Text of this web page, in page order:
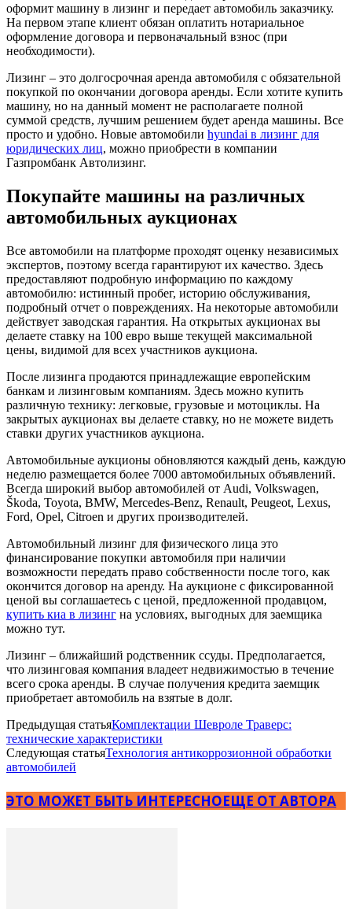
оформит машину в лизинг и передает автомобиль заказчику.
На первом этапе клиент обязан оплатить нотариальное
оформление договора и первоначальный взнос (при
необходимости).
Лизинг – это долгосрочная аренда автомобиля с обязательной
покупкой по окончании договора аренды. Если хотите купить
машину, но на данный момент не располагаете полной
суммой средств, лучшим решением будет аренда машины. Все
просто и удобно. Новые автомобили hyundai в лизинг для
юридических лиц, можно приобрести в компании
Газпромбанк Автолизинг.
Покупайте машины на различных
автомобильных аукционах
Все автомобили на платформе проходят оценку независимых
экспертов, поэтому всегда гарантируют их качество. Здесь
предоставляют подробную информацию по каждому
автомобилю: истинный пробег, историю обслуживания,
подробный отчет о повреждениях. На некоторые автомобили
действует заводская гарантия. На открытых аукционах вы
делаете ставку на 100 евро выше текущей максимальной
цены, видимой для всех участников аукциона.
После лизинга продаются принадлежащие европейским
банкам и лизинговым компаниям. Здесь можно купить
различную технику: легковые, грузовые и мотоциклы. На
закрытых аукционах вы делаете ставку, но не можете видеть
ставки других участников аукциона.
Автомобильные аукционы обновляются каждый день, каждую
неделю размещается более 7000 автомобильных объявлений.
Всегда широкий выбор автомобилей от Audi, Volkswagen,
Škoda, Toyota, BMW, Mercedes-Benz, Renault, Peugeot, Lexus,
Ford, Opel, Citroen и других производителей.
Автомобильный лизинг для физического лица это
финансирование покупки автомобиля при наличии
возможности передать право собственности после того, как
окончится договор на аренду. На аукционе с фиксированной
ценой вы соглашаетесь с ценой, предложенной продавцом,
купить киа в лизинг на условиях, выгодных для заемщика
можно тут.
Лизинг – ближайший родственник ссуды. Предполагается,
что лизинговая компания владеет недвижимостью в течение
всего срока аренды. В случае получения кредита заемщик
приобретает автомобиль на взятые в долг.
Предыдущая статьяКомплектации Шевроле Траверс:
технические характеристики
Следующая статьяТехнология антикоррозионной обработки
автомобилей
ЭТО МОЖЕТ БЫТЬ ИНТЕРЕСНОЕЩЕ ОТ АВТОРА